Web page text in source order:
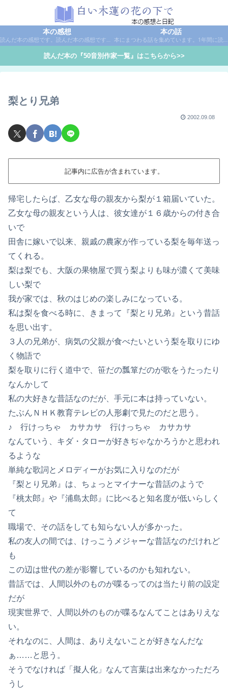
本の感想
読んだ本の感想です。読んだ本の感想です。本は作家名で50音別に分類しています。
本の話
本にまつわる話を集めています。1年間に読んだ本の総括や、本に関する話題など。
読んだ本の『50音別作家一覧』はこちらから>>
梨とり兄弟
2002.09.08
記事内に広告が含まれています。
帰宅したらば、乙女な母の親友から梨が１箱届いていた。
乙女な母の親友という人は、彼女達が１６歳からの付き合
いで
田舎に嫁いで以来、親戚の農家が作っている梨を毎年送っ
てくれる。
梨は梨でも、大阪の果物屋で買う梨よりも味が濃くて美味
しい梨で
我が家では、秋のはじめの楽しみになっている。
私は梨を食べる時に、きまって『梨とり兄弟』という昔話
を思い出す。
３人の兄弟が、病気の父親が食べたいという梨を取りにゆ
く物語で
梨を取りに行く道中で、笹だの瓢箪だのが歌をうたったり
なんかして
私の大好きな昔話なのだが、手元に本は持っていない。
たぶんＮＨＫ教育テレビの人形劇で見たのだと思う。
♪ 行けっちゃ カサカサ 行けっちゃ カサカサ
なんていう、キダ・タローが好きぢゃなかろうかと思われ
るような
単純な歌詞とメロディーがお気に入りなのだが
『梨とり兄弟』は、ちょっとマイナーな昔話のようで
『桃太郎』や『浦島太郎』に比べると知名度が低いらしく
て
職場で、その話をしても知らない人が多かった。
私の友人の間では、けっこうメジャーな昔話なのだけれど
も
この辺は世代の差が影響しているのかも知れない。
昔話では、人間以外のものが喋るってのは当たり前の設定
だが
現実世界で、人間以外のものが喋るなんてことはありえな
い。
それなのに、人間は、ありえないことが好きなんだな
ぁ……と思う。
そうでなければ「擬人化」なんて言葉は出来なかっただろ
うし